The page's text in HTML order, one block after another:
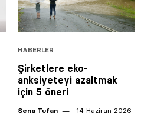
HABERLER
Şirketlere eko-
anksiyeteyi azaltmak
için 5 öneri
Sena Tufan 14 Haziran 2026